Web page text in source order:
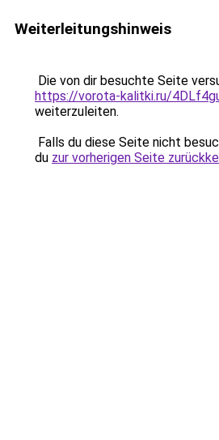
Weiterleitungshinweis
Die von dir besuchte Seite
https://vorota-kalitki.ru/
weiterzuleiten.
Falls du diese Seite nicht
du zur vorherigen Seite